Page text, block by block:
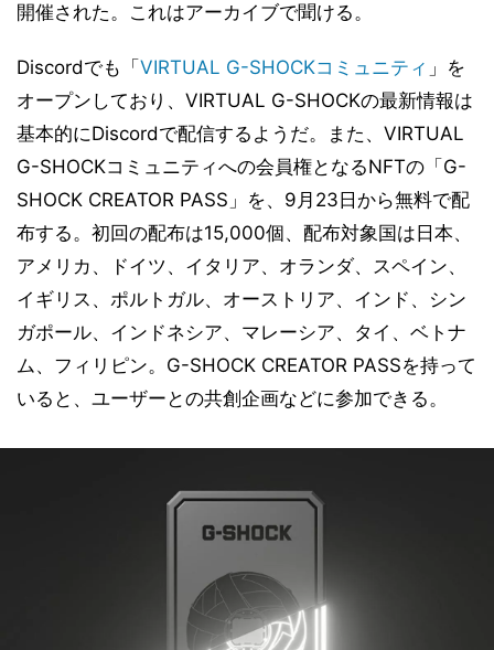
開催された。これはアーカイブで聞ける。
Discordでも「 VIRTUAL G-SHOCKコミュニティ 」を
オープンしており、VIRTUAL G-SHOCKの最新情報は
基本的にDiscordで配信するようだ。また、VIRTUAL
G-SHOCKコミュニティへの会員権となるNFTの「G-
SHOCK CREATOR PASS」を、9月23日から無料で配
布する。初回の配布は15,000個、配布対象国は日本、
アメリカ、ドイツ、イタリア、オランダ、スペイン、
イギリス、ポルトガル、オーストリア、インド、シン
ガポール、インドネシア、マレーシア、タイ、ベトナ
ム、フィリピン。G-SHOCK CREATOR PASSを持って
いると、ユーザーとの共創企画などに参加できる。